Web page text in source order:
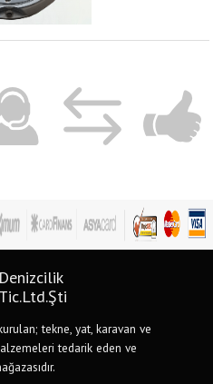
tekne, yat, karavan ve
tedarik eden ve